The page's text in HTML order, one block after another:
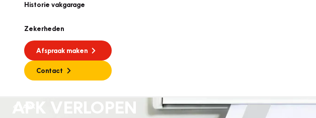
Historie vakgarage
Zekerheden
Afspraak maken
Contact
APK VERLOPEN